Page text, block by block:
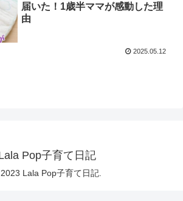
届いた！1歳半ママが感動した理
由
2025.05.12
Pop子育て日記
Lala Pop子育て日記.